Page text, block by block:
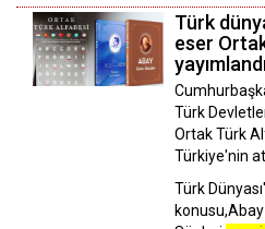
Türk
eser
Türk
Ortak Türk
Türkiye'nin
Türk
konusu,Abay